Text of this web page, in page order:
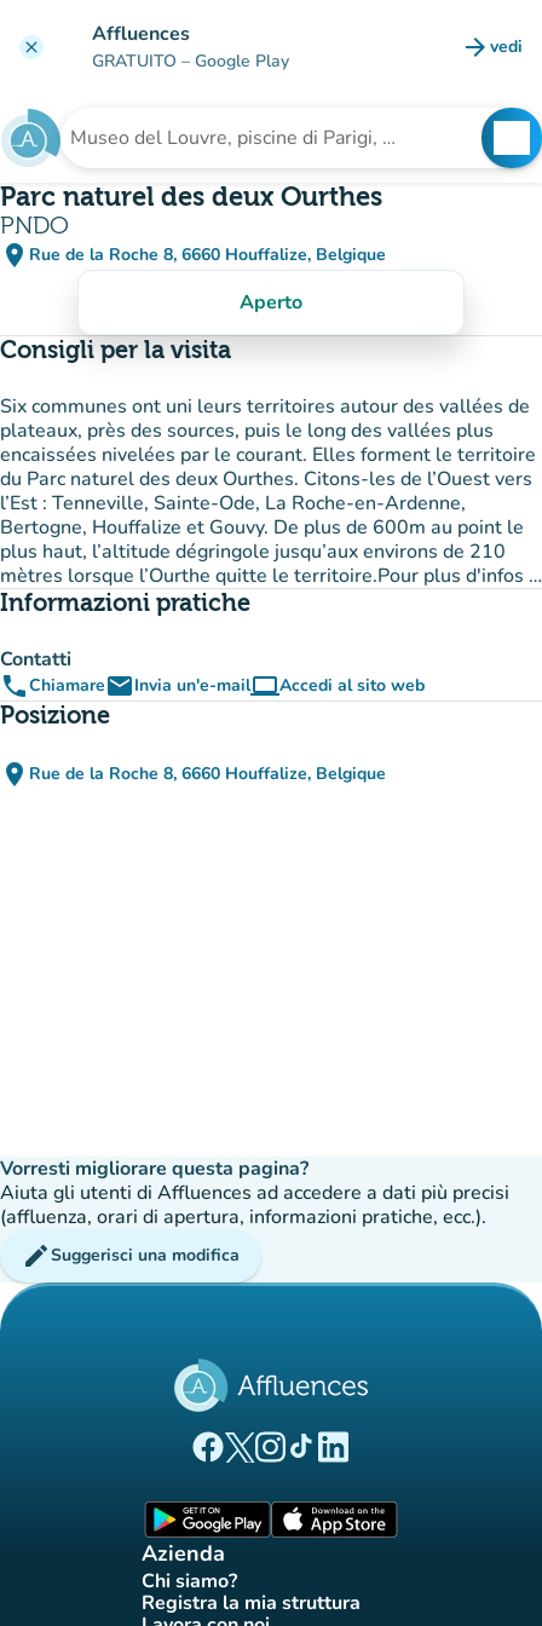
clear Affluences
GRATUITO – Google Play arrow_forward vedi
Cerca una struttura
Parc naturel des deux Ourthes
PNDO
place Rue de la Roche 8, 6660 Houffalize, Belgique
(apri in Google Maps)
(nuova scheda)
Aperto
Consigli per la visita
Six communes ont uni leurs territoires autour des vallées de
plateaux, près des sources, puis le long des vallées plus
encaissées nivelées par le courant. Elles forment le territoire
du Parc naturel des deux Ourthes. Citons-les de l’Ouest vers
l’Est : Tenneville, Sainte-Ode, La Roche-en-Ardenne,
Bertogne, Houffalize et Gouvy. De plus de 600m au point le
plus haut, l’altitude dégringole jusqu’aux environs de 210
mètres lorsque l’Ourthe quitte le territoire.Pour plus d'infos :
sites naturelsà découvrir et
Informazioni pratiche
Contatti
phoneChiamareemailInvia un'e-mailcomputerAccedi al sito web
(nuova scheda)
Posizione
place Rue de la Roche 8, 6660 Houffalize, Belgique
(apri in Google Maps)
(nuova scheda)
Vorresti migliorare questa pagina?
Aiuta gli utenti di Affluences ad accedere a dati più precisi
(affluenza, orari di apertura, informazioni pratiche, ecc.).
editSuggerisci una modifica
(nuova scheda)
(nuova scheda)
(nuova scheda)
(nuova scheda)
(nuova scheda)
Azienda
Chi siamo?(nuova scheda)
Registra la mia struttura
(nuova scheda)